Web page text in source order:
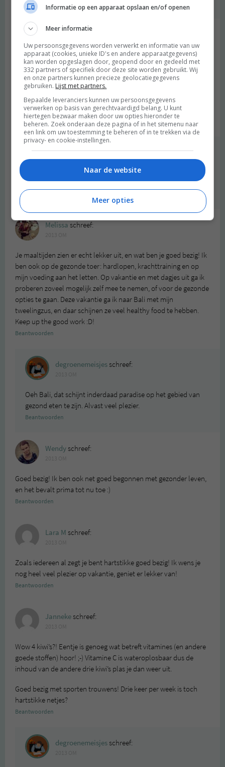
Beantwoorden
2013 OM
Ja hoor, je gaat goed! ;-) Ik heb afgelopen week ook flinke
spierpijn gehad omdat ik ineens had bedacht dat ik wel 8km kon
rennen (mijn max was lange tijd 6km). Maar toch was het heerlijk,
haha. Vind het altijd zo leuk en inspirerend om deze posts te
lezen! Zet ‘m op!
Beantwoorden
degroenemeisjesschreef:
Fijn om te horen!
Melissa schreef:
Je maaltijden zien er echt lekker uit, en wat ben je goed bezig! Ik
ben ook op de gezonde toer: hardlopen, krachttraining en op
mijn voeding aan het letten. Op vakantie en met dagjes uit ga ik
proberen zoveel mogelijk zelf mee te nemen, of voor de gezonde
opties te gaan. Deze vakantie ga ik naar Bali met mijn
tweelingzus, en daar schijnen ze veel healthy food te hebben.
Keep up the good work :D!
Beantwoorden
degroenemeisjesschreef:
Oeh Bali, dat schijnt inderdaad paradise op het gebied van
gezond eten te zijn. Alvast veel plezier.
Beantwoorden
Wendyschreef:
Goed bezig! Ik ben ook net goed begonnen met gezonder leven,
en het bevalt prima tot nu toe :)
Beantwoorden
Lara M schreef:
Zoals iedereen al zegt je bent hartstikke goed bezig! Ik wens je
nog heel veel plezier op vakantie, geniet er lekker van!
Beantwoorden
Jannekeschreef:
Wow 4 kiwi’s?! Eentje is genoeg wat betreft vitamines (en andere
goede stoffen) hoor! ;-) Vitamine C is wateroplosbaar dus de
inhoud van de andere drie kiwi’s plas je dan weer uit.
Goed bezig met sporten trouwens! Drie keer per week is toch
hartstikke netjes?
Beantwoorden
degroenemeisjesschreef:
Informatie op een apparaat opslaan en/of openen
Meer informatie
Uw persoonsgegevens worden verwerkt en informatie van uw
apparaat (cookies, unieke ID's en andere apparaatgegevens)
kan worden opgeslagen door, geopend door en gedeeld met
332 partners of specifiek door deze site worden gebruikt. Wij
en onze partners kunnen precieze geolocatiegegevens
gebruiken. Lijst met partners.
Bepaalde leveranciers kunnen uw persoonsgegevens
verwerken op basis van gerechtvaardigd belang. U kunt
hiertegen bezwaar maken door uw opties hieronder te
beheren. Zoek onderaan deze pagina of in het sitemenu naar
een link om uw toestemming te beheren of in te trekken via de
privacy- en cookie-instellingen.
Naar de website
Meer opties